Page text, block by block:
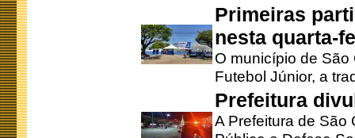
Primeiras
nesta quarta-
O município de
Futebol Júnior, a
Prefeitura
A Prefeitura de São